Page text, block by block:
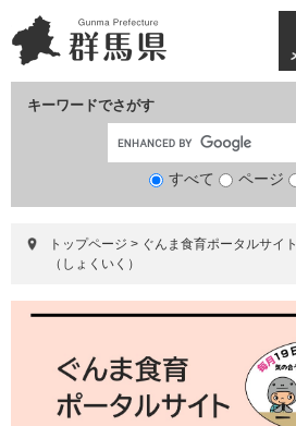
ー
ジ
ニ
ュ
て
キーワードでさがす
検
象
すべて ページ
メ
ニ
ー
トップページ > ぐんま食育ポータルサイト
（しょくいく）